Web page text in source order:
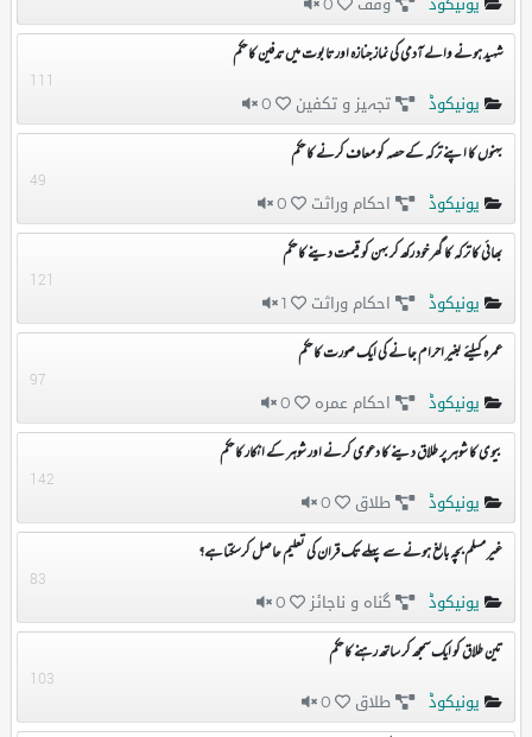
شہید ہونے والے آدمی کی نماز جنازہ اور تابوت میں تدفین کا حکم
یونیکوڈ تجہیز و تکفین 0
111
بہنوں کا اپنے ترکہ کے حصہ کو معاف کرنے کا حکم
یونیکوڈ احکام وراثت 0
49
بھائی کا ترکہ کا گھر خود رکھ کر بہن کو قیمت دینے کا حکم
یونیکوڈ احکام وراثت 1
121
عمرہ کیلئے بغیر احرام جانے کی ایک صورت کا حکم
یونیکوڈ احکام عمرہ 0
97
بیوی کا شوہر پر طلاق دینے کا دعوی کرنے اور شوہر کے انکار کا حکم
یونیکوڈ طلاق 0
142
غیر مسلم بچہ بالغ ہونے سے پہلے تک قران کی تعلیم حاصل کرسکتاہے؟
یونیکوڈ گناہ و ناجائز 0
83
تین طلاق کو ایک سمجھ کر ساتھ رہنے کا حکم
یونیکوڈ طلاق 0
103